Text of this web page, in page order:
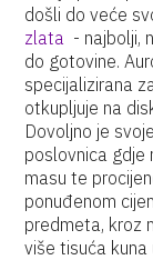
došli do veće
zlata - najbolji,
do gotovine.
specijalizirana
otkupljuje na
Dovoljno je
poslovnica gdje
masu te
ponuđenom
predmeta, kroz
više tisuća kuna